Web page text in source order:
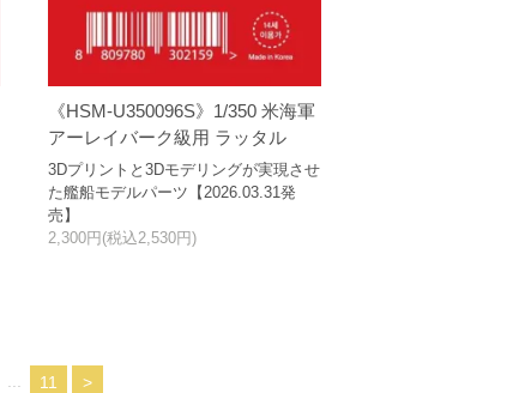
《HSM-U350096S》1/350 米海軍
アーレイバーク級用 ラッタル
3Dプリントと3Dモデリングが実現させ
た艦船モデルパーツ【2026.03.31発
売】
2,300円(税込2,530円)
11 >